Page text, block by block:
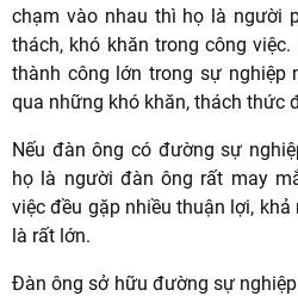
chạm vào nhau thì họ là người
thách, khó khăn trong công
thành công lớn trong sự nghiệp
qua những khó khăn, thách thức
Nếu đàn ông có đường sự
họ là người đàn ông rất may
việc đều gặp nhiều thuận lợi,
là rất lớn.
Đàn ông sở hữu đường sự